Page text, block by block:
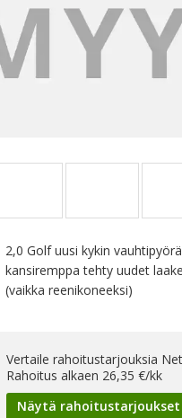
2,0 Golf uusi kykin
kansiremppa tehty uudet
(vaikka reenikoneeksi)
Vertaile rahoitustarjouksia
Rahoitus alkaen 26,35 €/kk
Näytä rahoitustarjoukset